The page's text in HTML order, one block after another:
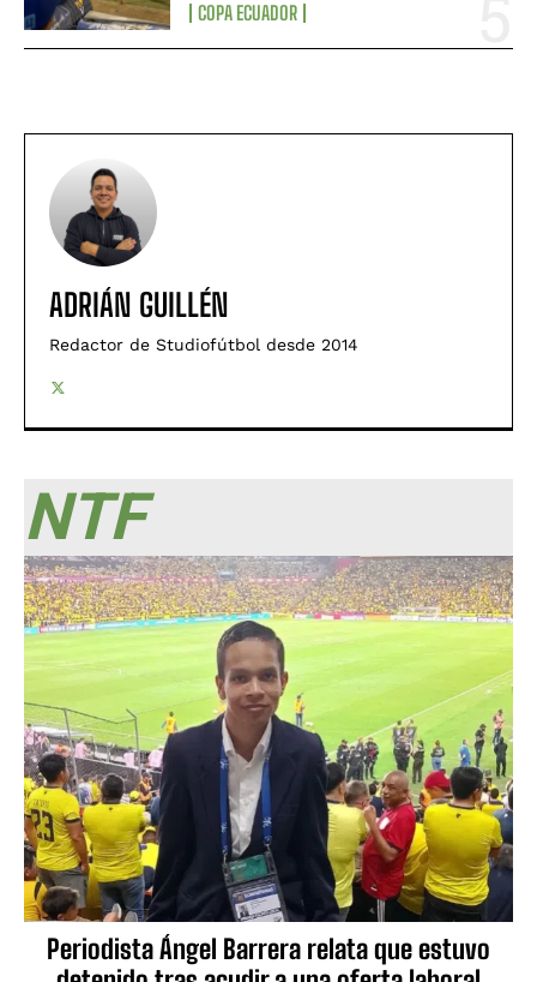
COPA ECUADOR
ADRIÁN GUILLÉN
Redactor de Studiofútbol desde 2014
NTF
Periodista Ángel Barrera relata que estuvo